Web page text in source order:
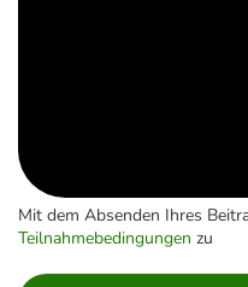
Mit dem Absenden Ihres
Teilnahmebedingungen zu